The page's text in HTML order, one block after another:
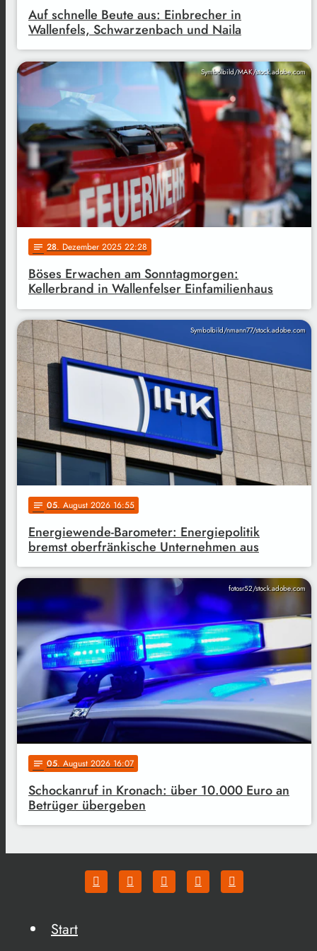
Auf schnelle Beute aus: Einbrecher in
Wallenfels, Schwarzenbach und Naila
Symbolbild/MAK/stock.adobe.com
notes 28. Dezember 2025 22:28
Böses Erwachen am Sonntagmorgen:
Kellerbrand in Wallenfelser Einfamilienhaus
Symbolbild/nmann77/stock.adobe.com
notes 05. August 2026 16:55
Energiewende-Barometer: Energiepolitik
bremst oberfränkische Unternehmen aus
fotosr52/stock.adobe.com
notes 05. August 2026 16:07
Schockanruf in Kronach: über 10.000 Euro an
Betrüger übergeben
Start